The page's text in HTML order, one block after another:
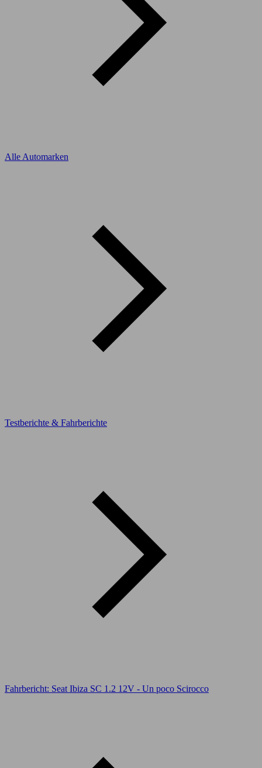
Alle Automarken
Testberichte & Fahrberichte
Fahrbericht: Seat Ibiza SC 1.2 12V - Un poco Scirocco